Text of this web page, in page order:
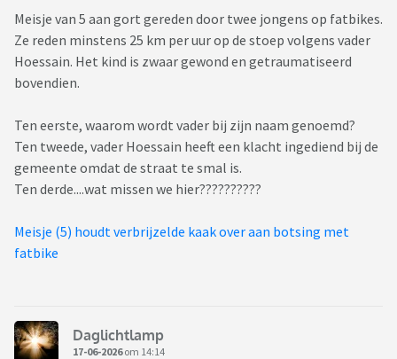
Meisje van 5 aan gort gereden door twee jongens op fatbikes.
Ze reden minstens 25 km per uur op de stoep volgens vader
Hoessain. Het kind is zwaar gewond en getraumatiseerd
bovendien.
Ten eerste, waarom wordt vader bij zijn naam genoemd?
Ten tweede, vader Hoessain heeft een klacht ingediend bij de
gemeente omdat de straat te smal is.
Ten derde....wat missen we hier??????????
Meisje (5) houdt verbrijzelde kaak over aan botsing met
fatbike
Daglichtlamp
17-06-2026om 14:14